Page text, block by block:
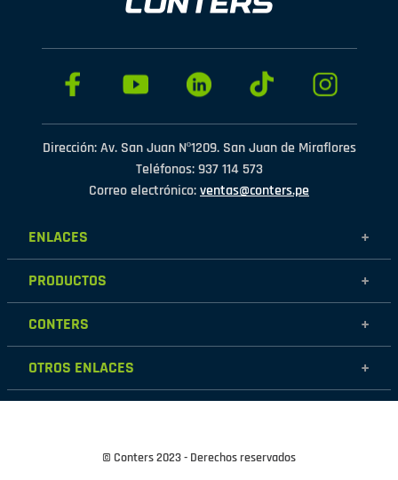
Dirección: Av. San Juan Nº1209. San Juan de Miraflores
Teléfonos: 937 114 573
Correo electrónico:ventas@conters.pe
ENLACES +
Mujer
Hombre
PRODUCTOS +
Calzados
Zapatillas
CONTERS +
Nosotros
Contáctanos
Tiendas
OTROS ENLACES +
Políticas de garantía
Cambios y devoluciones
© Conters 2023 - Derechos reservados